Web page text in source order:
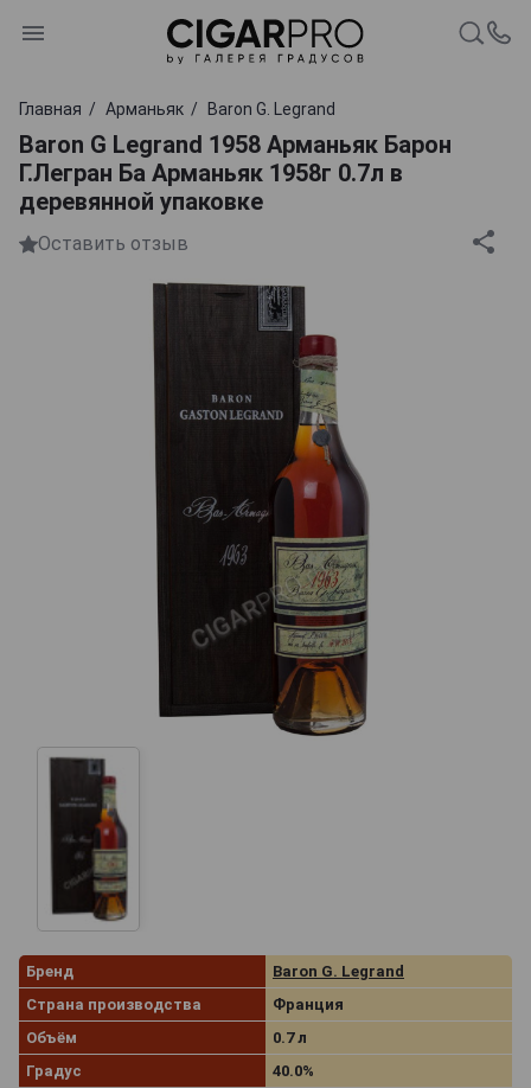
Главная Арманьяк Baron G. Legrand
Baron G Legrand 1958 Арманьяк Барон
Г.Легран Ба Арманьяк 1958г 0.7л в
деревянной упаковке
Оставить отзыв
Бренд
Baron G. Legrand
Страна производства
Франция
Объём
0.7 л
Градус
40.0%